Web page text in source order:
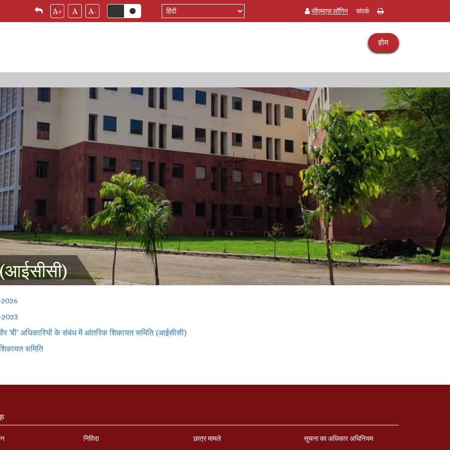
A+ A A-
Select
your
सीएमएस लॉगिन संपर्क
होम
'बी' अधिकारियों के संबंध में आंतरिक शिकायत समिति (आईसीसी)
समिति
निविदा छात्र मामले सूचना का अधिकार अधिनियम